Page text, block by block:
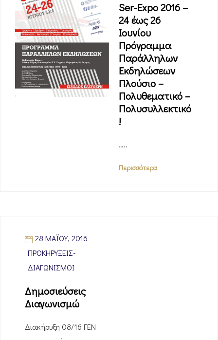
Ser-Expo 2016 –
24 έως 26
Ιουνίου
Πρόγραμμα
Παράλληλων
Εκδηλώσεων
Πλούσιο –
Πολυθεματικό –
Πολυσυλλεκτικό
!
…..
Περισσότερα
28 ΜΑΪ́ΟΥ, 2016
ΠΡΟΚΗΡΎΞΕΙΣ-
ΔΙΑΓΩΝΙΣΜΟΊ
Δημοσιεύσεις
Διαγωνισμώ
Διακήρυξη 08/16 ΓΕΝ